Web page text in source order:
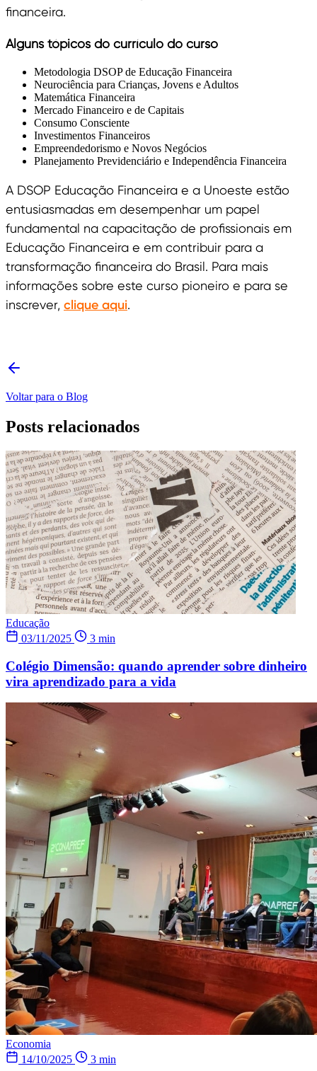
financeira.
Alguns tópicos do currículo do curso
Metodologia DSOP de Educação Financeira
Neurociência para Crianças, Jovens e Adultos
Matemática Financeira
Mercado Financeiro e de Capitais
Consumo Consciente
Investimentos Financeiros
Empreendedorismo e Novos Negócios
Planejamento Previdenciário e Independência Financeira
A DSOP Educação Financeira e a Unoeste estão
entusiasmadas em desempenhar um papel
fundamental na capacitação de profissionais em
Educação Financeira e em contribuir para a
transformação financeira do Brasil. Para mais
informações sobre este curso pioneiro e para se
inscrever, clique aqui.
Voltar para o Blog
Posts relacionados
Educação
03/11/2025
3 min
Colégio Dimensão: quando aprender sobre dinheiro
vira aprendizado para a vida
Economia
14/10/2025
3 min